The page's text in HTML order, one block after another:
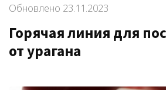
Обновлено 23.11.2023
Горячая линия для
от урагана